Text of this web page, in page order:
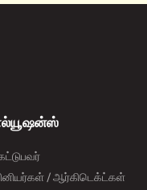
/ ஆர்கிடெக்ட்கள்